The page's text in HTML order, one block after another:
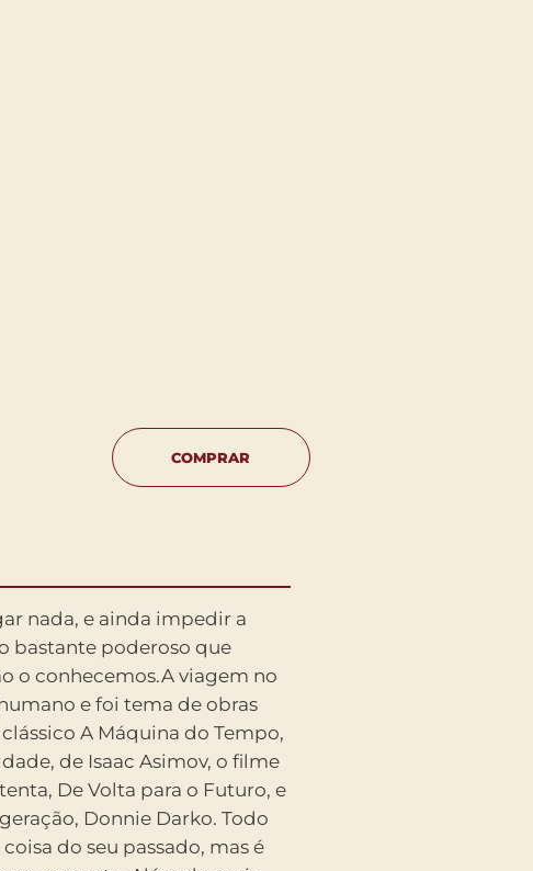
COMPRAR